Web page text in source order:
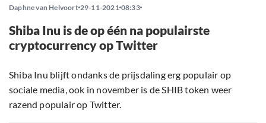
Daphne van Helvoort 29-11-2021 08:33
Shiba Inu is de op één na populairste
cryptocurrency op Twitter
Shiba Inu blijft ondanks de prijsdaling erg populair op
sociale media, ook in november is de SHIB token weer
razend populair op Twitter.